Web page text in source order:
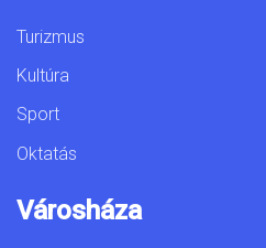
Turizmus
Kultúra
Sport
Oktatás
Városháza